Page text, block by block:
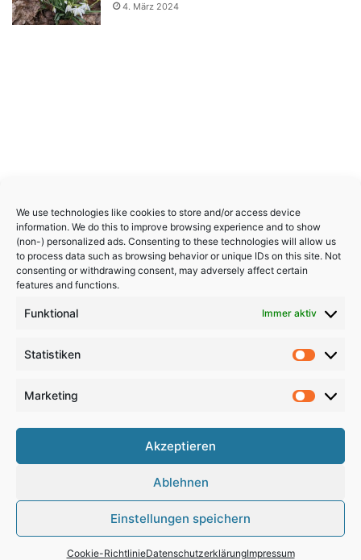
We use technologies like cookies to store and/or access device
information. We do this to improve browsing experience and to show
(non-) personalized ads. Consenting to these technologies will allow us
to process data such as browsing behavior or unique IDs on this site. Not
consenting or withdrawing consent, may adversely affect certain
features and functions.
Funktional Immer aktiv
Statistiken
Marketing
Akzeptieren
Ablehnen
Einstellungen speichern
Cookie-RichtlinieDatenschutzerklärungImpressum
4. März 2024
RSS Facebook
X PinterestInstagram
Google